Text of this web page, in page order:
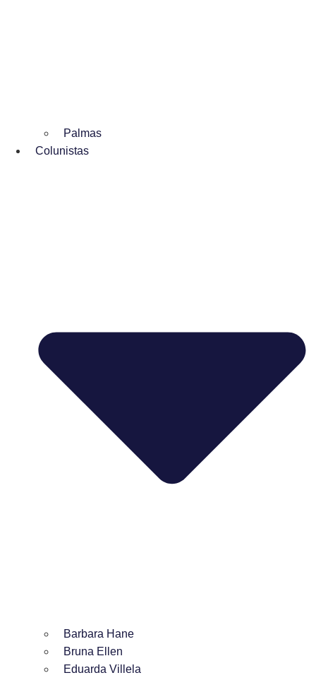
Palmas
Colunistas
Barbara Hane
Bruna Ellen
Eduarda Villela